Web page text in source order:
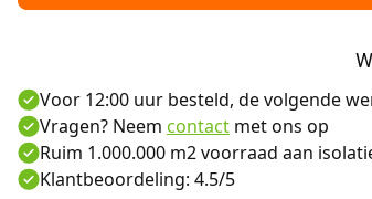
Voor 12:00 uur besteld, de volgende
Vragen? Neem contact met ons op
Ruim 1.000.000 m2 voorraad aan
Klantbeoordeling: 4.5/5